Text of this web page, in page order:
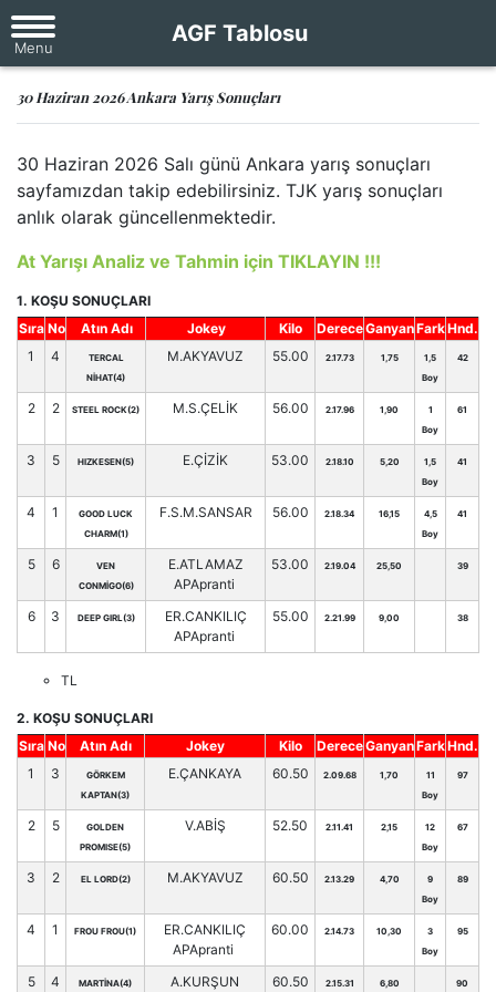
AGF Tablosu
30 Haziran 2026 Ankara Yarış Sonuçları
30 Haziran 2026 Salı günü Ankara yarış sonuçları
sayfamızdan takip edebilirsiniz. TJK yarış sonuçları
anlık olarak güncellenmektedir.
At Yarışı Analiz ve Tahmin için TIKLAYIN !!!
1. KOŞU SONUÇLARI
Sıra No Atın Adı Jokey Kilo DereceGanyanFarkHnd.
1
4
TERCAL
NİHAT(4)
M.AKYAVUZ 55.00 2.17.73 1,75
1,5
Boy
42
2 2 STEEL ROCK(2) M.S.ÇELİK 56.00 2.17.96 1,90
1
Boy
61
3 5 HIZKESEN(5) E.ÇİZİK 53.00 2.18.10 5,20
1,5
Boy
41
4 1
GOOD LUCK
CHARM(1)
F.S.M.SANSAR 56.00 2.18.34 16,15
4,5
Boy
41
5 6
VEN
CONMİGO(6)
E.ATLAMAZ
APApranti
53.00 2.19.04 25,50 39
6 3 DEEP GIRL(3)
ER.CANKILIÇ
APApranti
55.00 2.21.99 9,00 38
TL
2. KOŞU SONUÇLARI
Sıra No Atın Adı Jokey Kilo DereceGanyanFarkHnd.
1
3
GÖRKEM
KAPTAN(3)
E.ÇANKAYA 60.50 2.09.68 1,70
11
Boy
97
2 5
GOLDEN
PROMISE(5)
V.ABİŞ 52.50 2.11.41 2,15
12
Boy
67
3 2 EL LORD(2) M.AKYAVUZ 60.50 2.13.29 4,70
9
Boy
89
4 1 FROU FROU(1)
ER.CANKILIÇ
APApranti
60.00 2.14.73 10,30
3
Boy
95
5 4 MARTİNA(4) A.KURŞUN 60.50 2.15.31 6,80 90